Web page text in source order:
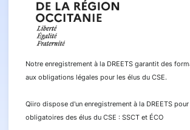
Notre enregistrement à la DREETS garantit des
aux obligations légales pour les élus du CSE.
Qiiro dispose d'un enregistrement à la DREETS
obligatoires des élus du CSE : SSCT et ÉCO